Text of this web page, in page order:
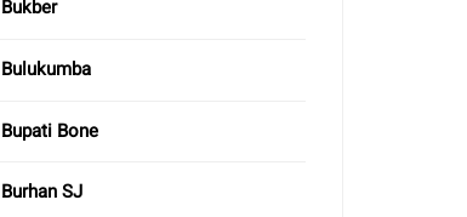
Bukber
Bulukumba
Bupati Bone
Burhan SJ